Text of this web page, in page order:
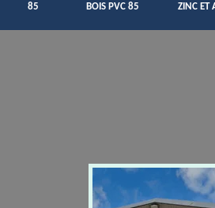
85
BOIS PVC 85
ZINC ET